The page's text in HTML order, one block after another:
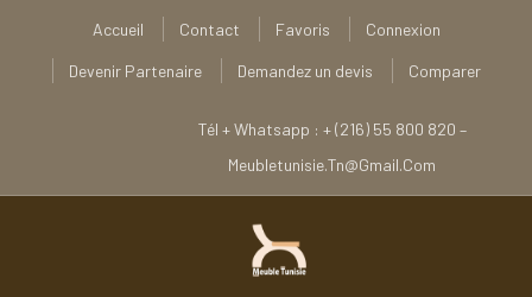
Accueil Contact Favoris Connexion
Devenir Partenaire Demandez un devis Comparer
Tél + Whatsapp : + (216) 55 800 820 –
Meubletunisie.tn@gmail.com